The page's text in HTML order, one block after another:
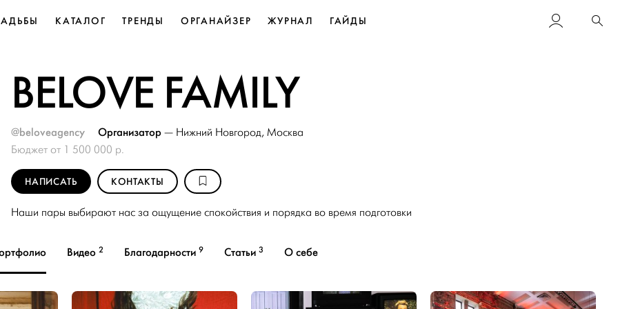
КАТАЛОГ ТРЕНДЫ ОРГАНАЙЗЕР ЖУРНАЛ ГАЙДЫ
BELOVE FAMILY
@beloveagency Организатор— Нижний Новгород,Москва
Бюджет от 1 500 000 р.
НАПИСАТЬ КОНТАКТЫ
Наши пары выбирают нас за ощущение спокойствия и порядка во время подготовки
Видео 2 Благодарности 9 Статьи 3 О себе